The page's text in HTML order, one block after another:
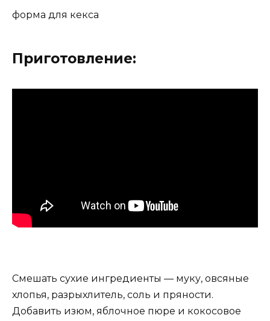
форма для кекса
Приготовление:
Смешать сухие ингредиенты — муку, овсяные
хлопья, разрыхлитель, соль и пряности.
Добавить изюм, яблочное пюре и кокосовое